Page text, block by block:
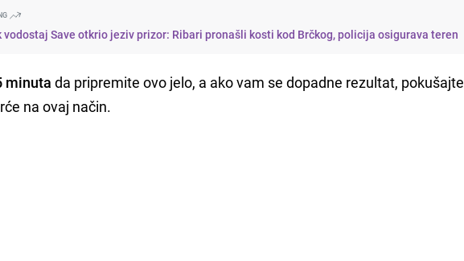
vodostaj Save otkrio jeziv prizor: Ribari pronašli kosti kod Brčkog, policija osigurava teren
minuta da pripremite ovo jelo, a ako vam se dopadne rezultat, pokušajte
na ovaj način.